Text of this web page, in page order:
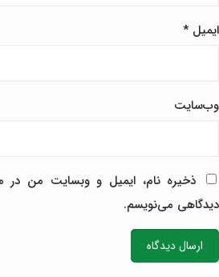
ایمیل*
وب‌سایت
ذخیره نام، ایمیل و وبسایت من در
دیدگاهی می‌نویسم.